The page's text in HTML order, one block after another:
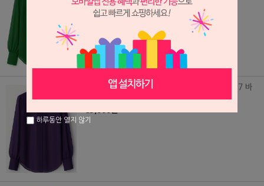
89,000원
(DS250916) 쉬폰 망사 셔츠 SD VIVIAN_537 바
하루동안 열지 않기